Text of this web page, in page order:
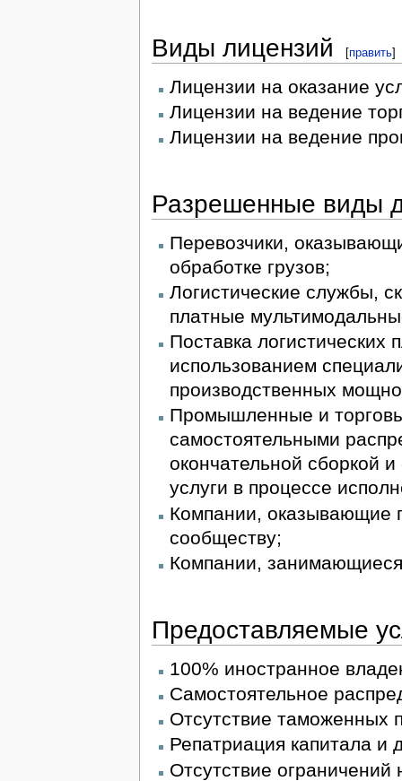
Виды лицензий [править]
Лицензии на оказание
Лицензии на ведение
Лицензии на ведение
Разрешенные виды
Перевозчики,
обработке грузов;
Логистические службы,
платные
Поставка логистических
использованием
производственных
Промышленные и
самостоятельными
окончательной сборкой
услуги в процессе
Компании, оказывающие
сообществу;
Компании,
Предоставляемые
100% иностранное
Самостоятельное
Отсутствие таможенных
Репатриация капитала и
Отсутствие